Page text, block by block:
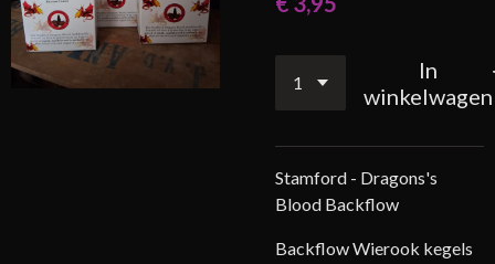
In
winkelwagen
Stamford - Dragons's
Blood Backflow
Backflow Wierook kegels